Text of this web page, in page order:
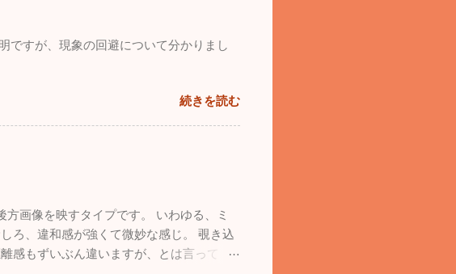
ですが、現象の回避について分かりまし
続きを読む
画像を映すタイプです。 いわゆる、ミ
ろ、違和感が強くて微妙な感じ。 覗き込
感もずいぶん違いますが、とは言って